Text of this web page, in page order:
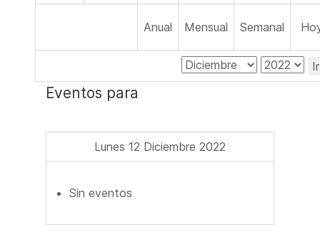
Anual Mensual Semanal
Eventos para
Lunes 12 Diciembre 2022
Sin eventos